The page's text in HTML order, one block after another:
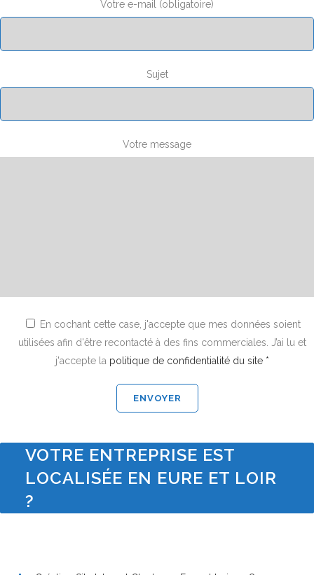
Votre e-mail (obligatoire)
Sujet
Votre message
En cochant cette case, j'accepte que mes données soient
utilisées afin d'être recontacté à des fins commerciales. J’ai lu et
j'accepte la politique de confidentialité du site *
VOTRE ENTREPRISE EST
LOCALISÉE EN EURE ET LOIR
?